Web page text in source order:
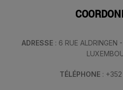
ADRESSE : 6 RUE ALDRINGEN
TÉLÉPHONE :